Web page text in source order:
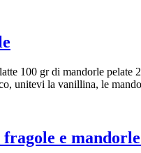
100 gr di mandorle pelate
unitevi la vanillina, le
e